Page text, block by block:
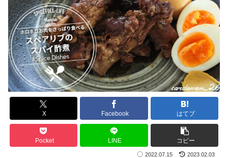
X Facebook はてブ
Pocket LINE コピー
2022.07.15 2023.02.03